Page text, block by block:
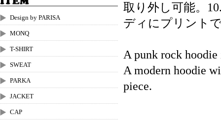
Design by PARISA
MONQ
T-SHIRT
SWEAT
PARKA
JACKET
CAP
取り外し可能。
ディにプリント
A punk rock
A modern hoodie
piece.